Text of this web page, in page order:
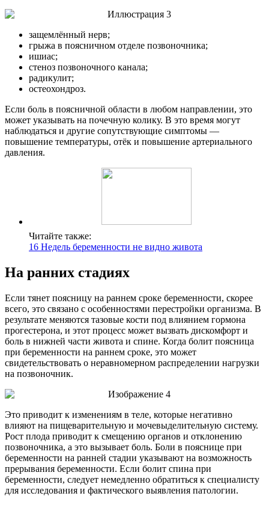
защемлённый нерв;
грыжа в поясничном отделе позвоночника;
ишиас;
стеноз позвоночного канала;
радикулит;
остеохондроз.
Если боль в поясничной области в любом направлении, это
может указывать на почечную колику. В это время могут
наблюдаться и другие сопутствующие симптомы —
повышение температуры, отёк и повышение артериального
давления.
Читайте также:
16 Недель беременности не видно живота
На ранних стадиях
Если тянет поясницу на раннем сроке беременности, скорее
всего, это связано с особенностями перестройки организма. В
результате меняются тазовые кости под влиянием гормона
прогестерона, и этот процесс может вызвать дискомфорт и
боль в нижней части живота и спине. Когда болит поясница
при беременности на раннем сроке, это может
свидетельствовать о неравномерном распределении нагрузки
на позвоночник.
Это приводит к изменениям в теле, которые негативно
влияют на пищеварительную и мочевыделительную систему.
Рост плода приводит к смещению органов и отклонению
позвоночника, а это вызывает боль. Боли в пояснице при
беременности на ранней стадии указывают на возможность
прерывания беременности. Если болит спина при
беременности, следует немедленно обратиться к специалисту
для исследования и фактического выявления патологии.